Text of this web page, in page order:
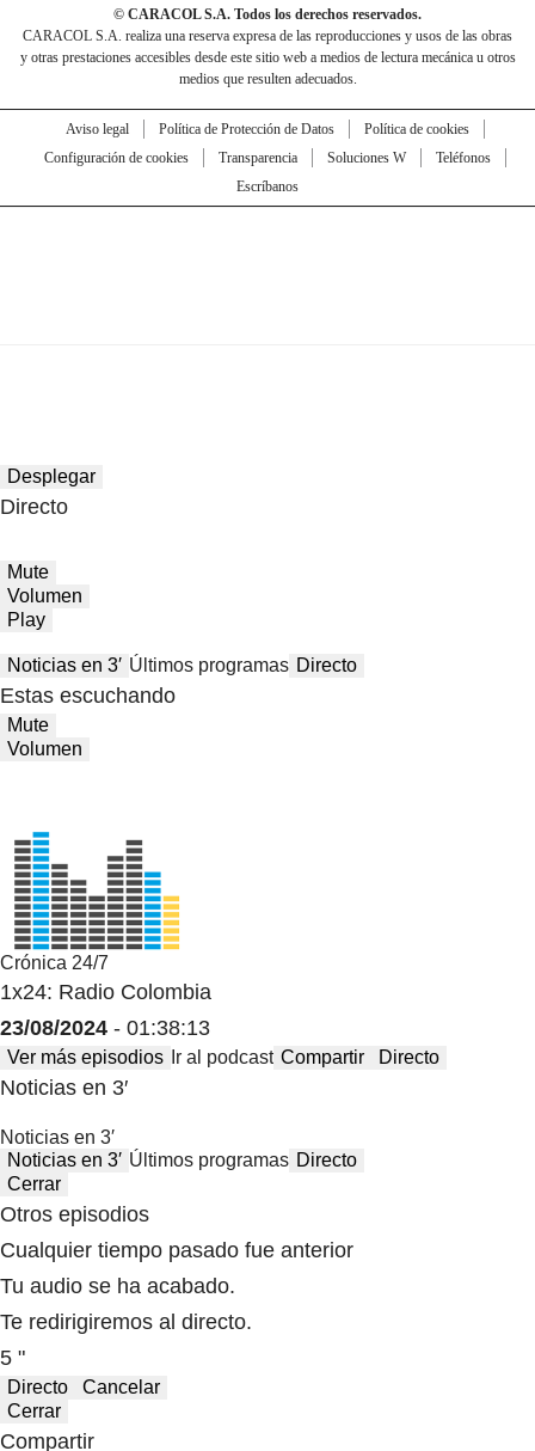
© CARACOL S.A. Todos los derechos reservados.
CARACOL S.A. realiza una reserva expresa de las reproducciones y usos de las obras
y otras prestaciones accesibles desde este sitio web a medios de lectura mecánica u otros
medios que resulten adecuados.
Aviso legal Política de Protección de Datos
Política de cookies
Configuración de cookies
Transparencia Soluciones W
Teléfonos
Escríbanos
Desplegar
Directo
Mute
Volumen
Play
Noticias en 3′ Últimos programas Directo
Estas escuchando
Mute
Volumen
Crónica 24/7
1x24: Radio Colombia
23/08/2024 - 01:38:13
Ver más episodios Ir al podcast Compartir Directo
Noticias en 3′
Noticias en 3′
Noticias en 3′ Últimos programas Directo
Cerrar
Otros episodios
Cualquier tiempo pasado fue anterior
Tu audio se ha acabado.
Te redirigiremos al directo.
5 "
Directo
Cancelar
Cerrar
Compartir